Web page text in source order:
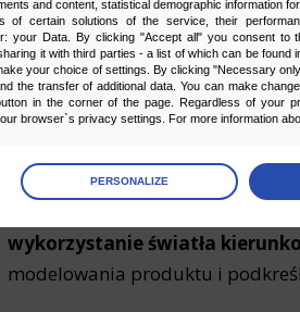
and content, statistical demographic information
of certain solutions of the service, their
your Data. By clicking "Accept all" you consent to
it with third parties - a list of which can be found
your choice of settings. By clicking "Necessary
the transfer of additional data. You can make
in the corner of the page. Regardless of your
browser`s privacy settings. For more information
preferences
the consents of your choice
PERSONALIZE
segmentację stref zakupowych
stosowanie zasady prawej ręki
stronie ciągu komunikacyjnego,
praworęcznych po sklepie,
wykorzystanie światła
modelowania produktu i